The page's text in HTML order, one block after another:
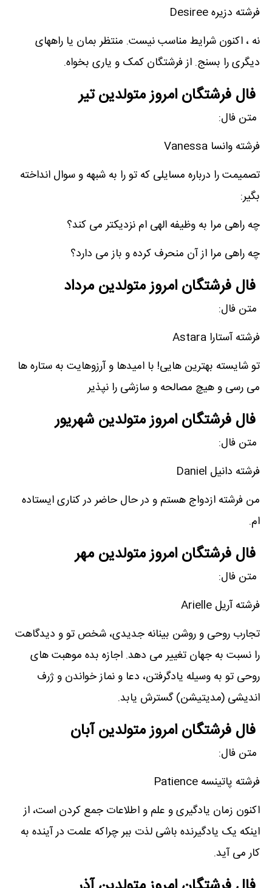
فرشته دزیره Desiree
نه ، اکنون شرایط مناسب نیست. منتظر بمان یا راههای
دیگری را بسنج. از فرشتگان کمک و یاری بخواه.
فال فرشتگان امروز متولدین تیر
متن فال:
فرشته وانسا Vanessa
تصمیمت را درباره مسایلی که تو را به شبهه و سوال انداخته
بگیر:
چه راهی مرا به وظیفه الهی ام نزدیکتر می کند؟
چه راهی مرا از آن منحرف کرده و باز می دارد؟
فال فرشتگان امروز متولدین مرداد
متن فال:
فرشته آستارا Astara
تو شایسته بهترین هایی! با امیدها و آرزوهایت به ستاره ها
می رسی و هیچ مصالحه و سازشی را نپذیر
فال فرشتگان امروز متولدین شهریور
متن فال:
فرشته دانیل Daniel
من فرشته ازدواج هستم و در حال حاضر در کناری ایستاده
ام.
فال فرشتگان امروز متولدین مهر
متن فال:
فرشته آریل Arielle
تجارب روحی و روشن بینانه جدیدی، شخص تو و دیدگاهت
را نسبت به جهان تغییر می دهد. اجازه بده موهبت های
روحی تو به وسیله یادگرفتن، دعا و نماز خواندن و ژرف
اندیشی (مدیتیشن) گسترش یابد.
فال فرشتگان امروز متولدین آبان
متن فال:
فرشته پاتینسه Patience
اکنون زمان یادگیری و علم و اطلاعات جمع کردن است، از
اینکه یک یادگیرنده باشی لذت ببر چراکه علمت در آینده به
کار می آید.